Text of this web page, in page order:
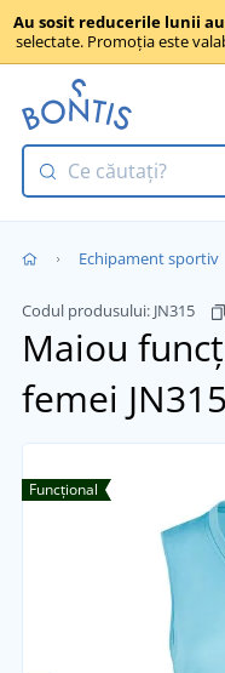
Au sosit reducerile lunii
selectate. Promoția este
Echipament sportiv
Codul produsului: JN315
Maiou
femei JN315
Funcțional